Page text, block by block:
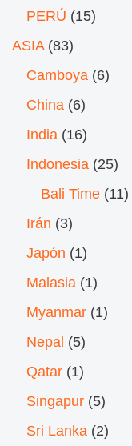
PERÚ (15)
ASIA(83)
Camboya (6)
China (6)
India (16)
Indonesia (25)
Bali Time (11)
Irán (3)
Japón (1)
Malasia (1)
Myanmar (1)
Nepal (5)
Qatar (1)
Singapur (5)
Sri Lanka (2)